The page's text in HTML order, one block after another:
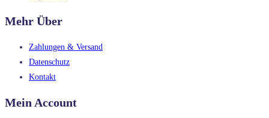
Mehr Über
Zahlungen & Versand
Datenschutz
Kontakt
Mein Account